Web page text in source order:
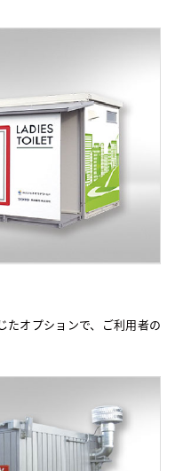
たオプションで、ご利用者の